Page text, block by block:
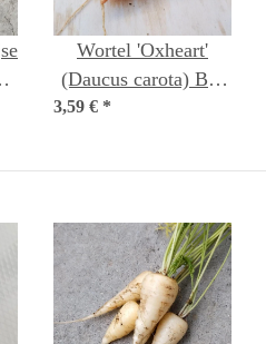
Wortel 'Oxheart'
(Daucus carota) Bio
3,59 € *